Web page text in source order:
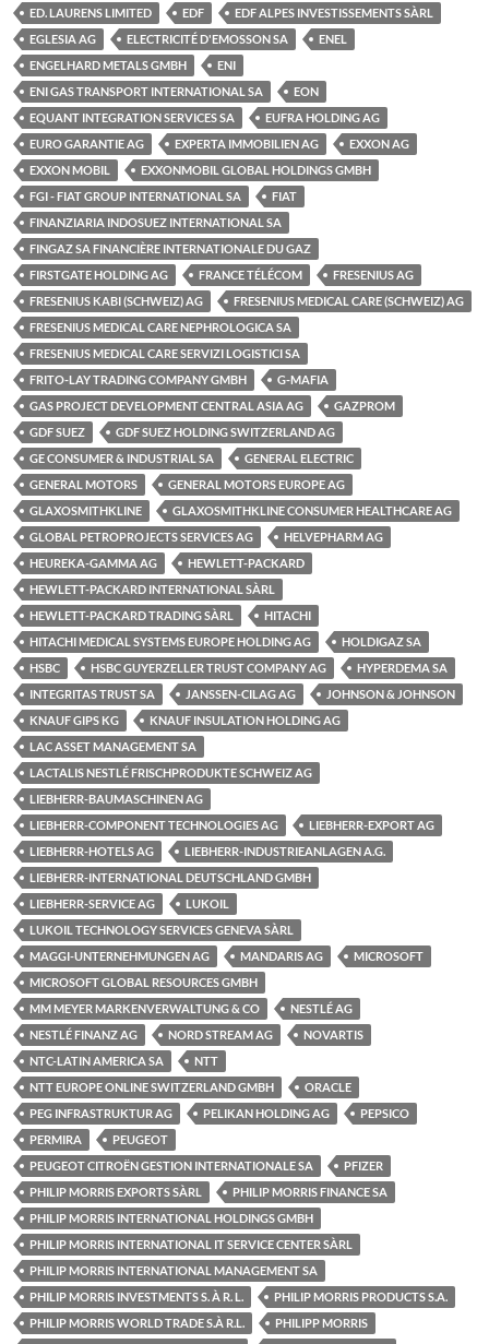
ED. LAURENS LIMITED
EDF
EDF ALPES INVESTISSEMENTS SÀRL
EGLESIA AG
ELECTRICITÉ D'EMOSSON SA
ENEL
ENGELHARD METALS GMBH
ENI
ENI GAS TRANSPORT INTERNATIONAL SA
EON
EQUANT INTEGRATION SERVICES SA
EUFRA HOLDING AG
EURO GARANTIE AG
EXPERTA IMMOBILIEN AG
EXXON AG
EXXON MOBIL
EXXONMOBIL GLOBAL HOLDINGS GMBH
FGI - FIAT GROUP INTERNATIONAL SA
FIAT
FINANZIARIA INDOSUEZ INTERNATIONAL SA
FINGAZ SA FINANCIÈRE INTERNATIONALE DU GAZ
FIRSTGATE HOLDING AG
FRANCE TÉLÉCOM
FRESENIUS AG
FRESENIUS KABI (SCHWEIZ) AG
FRESENIUS MEDICAL CARE (SCHWEIZ) AG
FRESENIUS MEDICAL CARE NEPHROLOGICA SA
FRESENIUS MEDICAL CARE SERVIZI LOGISTICI SA
FRITO-LAY TRADING COMPANY GMBH
G-MAFIA
GAS PROJECT DEVELOPMENT CENTRAL ASIA AG
GAZPROM
GDF SUEZ
GDF SUEZ HOLDING SWITZERLAND AG
GE CONSUMER & INDUSTRIAL SA
GENERAL ELECTRIC
GENERAL MOTORS
GENERAL MOTORS EUROPE AG
GLAXOSMITHKLINE
GLAXOSMITHKLINE CONSUMER HEALTHCARE AG
GLOBAL PETROPROJECTS SERVICES AG
HELVEPHARM AG
HEUREKA-GAMMA AG
HEWLETT-PACKARD
HEWLETT-PACKARD INTERNATIONAL SÀRL
HEWLETT-PACKARD TRADING SÀRL
HITACHI
HITACHI MEDICAL SYSTEMS EUROPE HOLDING AG
HOLDIGAZ SA
HSBC
HSBC GUYERZELLER TRUST COMPANY AG
HYPERDEMA SA
INTEGRITAS TRUST SA
JANSSEN-CILAG AG
JOHNSON & JOHNSON
KNAUF GIPS KG
KNAUF INSULATION HOLDING AG
LAC ASSET MANAGEMENT SA
LACTALIS NESTLÉ FRISCHPRODUKTE SCHWEIZ AG
LIEBHERR-BAUMASCHINEN AG
LIEBHERR-COMPONENT TECHNOLOGIES AG
LIEBHERR-EXPORT AG
LIEBHERR-HOTELS AG
LIEBHERR-INDUSTRIEANLAGEN A.G.
LIEBHERR-INTERNATIONAL DEUTSCHLAND GMBH
LIEBHERR-SERVICE AG
LUKOIL
LUKOIL TECHNOLOGY SERVICES GENEVA SÀRL
MAGGI-UNTERNEHMUNGEN AG
MANDARIS AG
MICROSOFT
MICROSOFT GLOBAL RESOURCES GMBH
MM MEYER MARKENVERWALTUNG & CO
NESTLÉ AG
NESTLÉ FINANZ AG
NORD STREAM AG
NOVARTIS
NTC-LATIN AMERICA SA
NTT
NTT EUROPE ONLINE SWITZERLAND GMBH
ORACLE
PEG INFRASTRUKTUR AG
PELIKAN HOLDING AG
PEPSICO
PERMIRA
PEUGEOT
PEUGEOT CITROËN GESTION INTERNATIONALE SA
PFIZER
PHILIP MORRIS EXPORTS SÀRL
PHILIP MORRIS FINANCE SA
PHILIP MORRIS INTERNATIONAL HOLDINGS GMBH
PHILIP MORRIS INTERNATIONAL IT SERVICE CENTER SÀRL
PHILIP MORRIS INTERNATIONAL MANAGEMENT SA
PHILIP MORRIS INVESTMENTS S. À R. L.
PHILIP MORRIS PRODUCTS S.A.
PHILIP MORRIS WORLD TRADE S.À R.L.
PHILIPP MORRIS